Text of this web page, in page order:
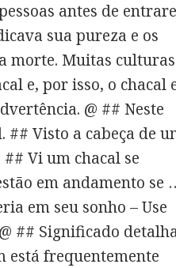
antes de
sua pureza e os
morte. Muitas culturas
e, por isso, o chacal
@ ## Neste
## Visto a cabeça de
Vi um chacal se
em andamento se
em seu sonho – Use
## Significado
está frequentemente